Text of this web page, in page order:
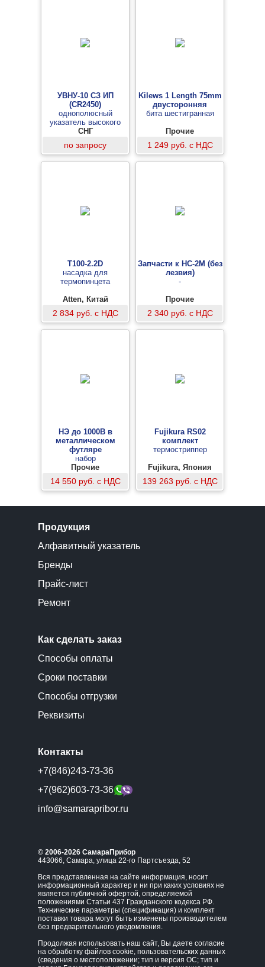
УВНУ-10 СЗ ИП
(CR2450)
однополюсный
указатель высокого
напряжения с
источником питания
CR2450 (срок службы 5
СНГ
по запросу
Kilews 1 Length 75mm
двусторонняя
бита шестигранная
Прочие
1 249 руб. с НДС
T100-2.2D
насадка для
термопинцета
Atten, Китай
2 834 руб. с НДС
Запчасти к НС-2М (без
лезвия)
-
Прочие
2 340 руб. с НДС
НЭ до 1000В в
металлическом
футляре
набор
электромонтажника
Прочие
14 550 руб. с НДС
Fujikura RS02
комплект
термостриппер
Fujikura, Япония
139 263 руб. с НДС
Продукция
Алфавитный указатель
Бренды
Прайс-лист
Ремонт
Как сделать заказ
Способы оплаты
Сроки поставки
Способы отгрузки
Реквизиты
Контакты
+7(846)243-73-36
+7(962)603-73-36
info@samarapribor.ru
© 2006-2026 СамараПрибор
443066, Самара, улица 22-го Партсъезда, 52
Вся представленная на сайте информация, носит
информационный характер и ни при каких условиях не
является публичной офертой, определяемой
положениями Статьи 437 Гражданского кодекса РФ.
Технические параметры (спецификация) и комплект
поставки товара могут быть изменены производителем
без предварительного уведомления.
Продолжая использовать наш сайт, Вы даете согласие
на обработку файлов cookie, пользовательских данных
(сведения о местоположении; тип и версия ОС; тип и